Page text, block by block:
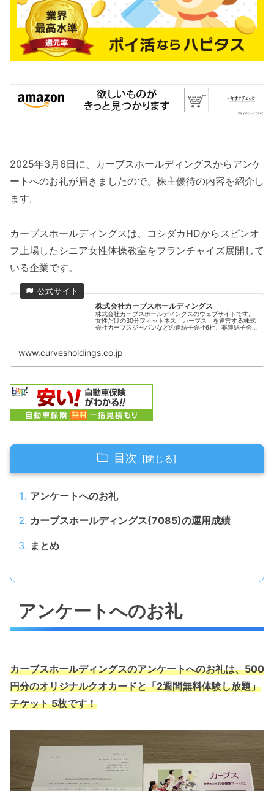
2025年3月6日に、カーブスホールディングスからアンケ
ートへのお礼が届きましたので、株主優待の内容を紹介し
ます。
カーブスホールディングスは、コシダカHDからスピンオ
フ上場したシニア女性体操教室をフランチャイズ展開して
いる企業です。
株式会社カーブスホールディングス
株式会社カーブスホールディングスのウェブサイトです。
女性だけの30分フィットネス「カーブス」を運営する株式
会社カーブスジャパンなどの連結子会社6社、非連結子会
www.curvesholdings.co.jp
目次
アンケートへのお礼
カーブスホールディングス(7085)の運用成績
まとめ
アンケートへのお礼
カーブスホールディングスのアンケートへのお礼は、500
円分のオリジナルクオカードと「2週間無料体験し放題」
チケット 5枚です！